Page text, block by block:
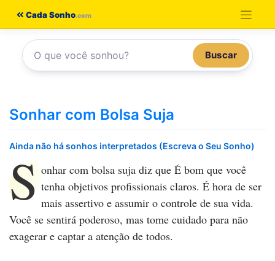
conteúdo
Cada Sonho
Buscar
Sonhar com Bolsa Suja
Ainda não há sonhos interpretados (Escreva o Seu Sonho)
S onhar com bolsa suja diz que É bom que você
tenha objetivos profissionais claros. É hora de ser
mais assertivo e assumir o controle de sua vida.
Você se sentirá poderoso, mas tome cuidado para não
exagerar e captar a atenção de todos.